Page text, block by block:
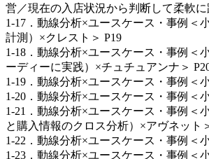
営／現在の入店状況から判断して柔軟
1-17．動線分析×ユースケース・事例＜
計測）×クレスト＞ P19
1-18．動線分析×ユースケース・事例＜
ーディーに実践）×チュチュアンナ＞
1-19．動線分析×ユースケース・事例＜
1-20．動線分析×ユースケース・事例＜
1-21．動線分析×ユースケース・事例＜
と購入情報のクロス分析）×アヴネット
1-22．動線分析×ユースケース・事例＜
1-23．動線分析×ユースケース・事例＜